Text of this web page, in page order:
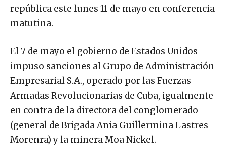
república este lunes 11 de mayo en conferencia
matutina.
El 7 de mayo el gobierno de Estados Unidos
impuso sanciones al Grupo de Administración
Empresarial S.A., operado por las Fuerzas
Armadas Revolucionarias de Cuba, igualmente
en contra de la directora del conglomerado
(general de Brigada Ania Guillermina Lastres
Morenra) y la minera Moa Nickel.